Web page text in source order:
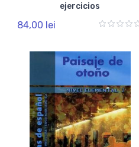
ejercicios
84,00 lei